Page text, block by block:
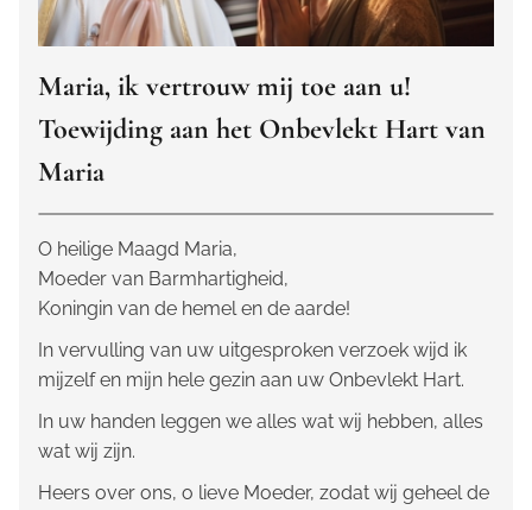
Maria, ik vertrouw mij toe aan u!
Toewijding aan het Onbevlekt Hart van
Maria
O heilige Maagd Maria,
Moeder van Barmhartigheid,
Koningin van de hemel en de aarde!
In vervulling van uw uitgesproken verzoek wijd ik
mijzelf en mijn hele gezin aan uw Onbevlekt Hart.
In uw handen leggen we alles wat wij hebben, alles
wat wij zijn.
Heers over ons, o lieve Moeder, zodat wij geheel de